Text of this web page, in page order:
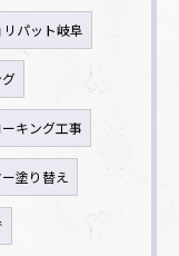
リパット岐阜
キング工事
塗り替え